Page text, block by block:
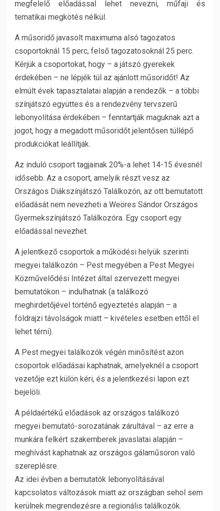
megfelelő előadással lehet nevezni, műfaji és
tematikai megkötés nélkül.
A műsoridő javasolt maximuma alsó tagozatos
csoportoknál 15 perc, felső tagozatosoknál 25 perc.
Kérjük a csoportokat, hogy – a játszó gyerekek
érdekében – ne lépjék túl az ajánlott műsoridőt! Az
elmúlt évek tapasztalatai alapján a rendezők – a többi
színjátszó együttes és a rendezvény tervszerű
lebonyolítása érdekében – fenntartják maguknak azt a
jogot, hogy a megadott műsoridőt jelentősen túllépő
produkciókat leállítják.
Az induló csoport tagjainak 20%-a lehet 14-15 évesnél
idősebb. Az a csoport, amelyik részt vesz az
Országos Diákszínjátszó Találkozón, az ott bemutatott
előadását nem nevezheti a Weöres Sándor Országos
Gyermekszínjátszó Találkozóra. Egy csoport egy
előadással nevezhet.
A jelentkező csoportok a működési helyük szerinti
megyei találkozón – Pest megyében a Pest Megyei
Közművelődési Intézet által szervezett megyei
bemutatókon – indulhatnak (a találkozó
meghirdetőjével történő egyeztetés alapján – a
földrajzi távolságok miatt – kivételes esetben ettől el
lehet térni).
A Pest megyei találkozók végén minősítést azon
csoportok előadásai kaphatnak, amelyeknél a csoport
vezetője ezt külön kéri, és a jelentkezési lapon ezt
bejelöli.
A példaértékű előadások az országos találkozó
megyei bemutató-sorozatának zárultával – az erre a
munkára felkért szakemberek javaslatai alapján –
meghívást kaphatnak az országos gálaműsoron való
szereplésre.
Az idei évben a bemutatók lebonyolításával
kapcsolatos változások miatt az országban sehol sem
kerülnek megrendezésre a regionális találkozók.